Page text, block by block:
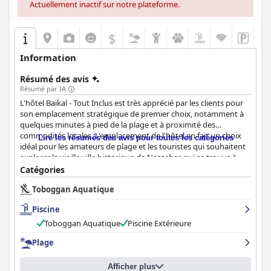
Actuellement inactif sur notre plateforme.
$
Information
Résumé des avis
Résumé par IA
L'hôtel Baikal - Tout Inclus est très apprécié par les clients pour
son emplacement stratégique de premier choix, notamment à
quelques minutes à pied de la plage et à proximité des
commodités locales. L'emplacement de l'hôtel en fait un choix
idéal pour les amateurs de plage et les touristes qui souhaitent
explorer la vieille ville historique de Nessebar, qui se trouve à
seulement 5 kilomètres.
L'expérience culinaire à l'hôtel est constamment saluée pour sa
variété et sa qualité. Les clients apprécient la diversité et la
saveur des options alimentaires proposées, bien que quelques
problèmes mineurs tels que des repas occasionnellement
ces petits inconvénients, la qualité générale de la nourriture est
nettement supérieure à la moyenne pour un hôtel 3 étoiles.
Lire les résumés des avis pour toutes les catégories
Catégories
Toboggan Aquatique
Piscine
Toboggan Aquatique
Piscine Extérieure
Plage
Afficher plus